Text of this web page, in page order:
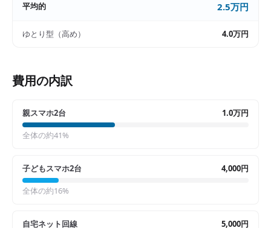
平均的 2.5万円
ゆとり型（高め） 4.0万円
費用の内訳
親スマホ2台 1.0万円
全体の約41%
子どもスマホ2台 4,000円
全体の約16%
自宅ネット回線 5,000円